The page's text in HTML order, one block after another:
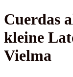
Cuerdas
kleine
Vielma